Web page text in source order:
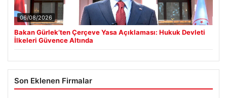
06/08/2026
Bakan Gürlek’ten Çerçeve Yasa Açıklaması: Hukuk Devleti
İlkeleri Güvence Altında
Son Eklenen Firmalar